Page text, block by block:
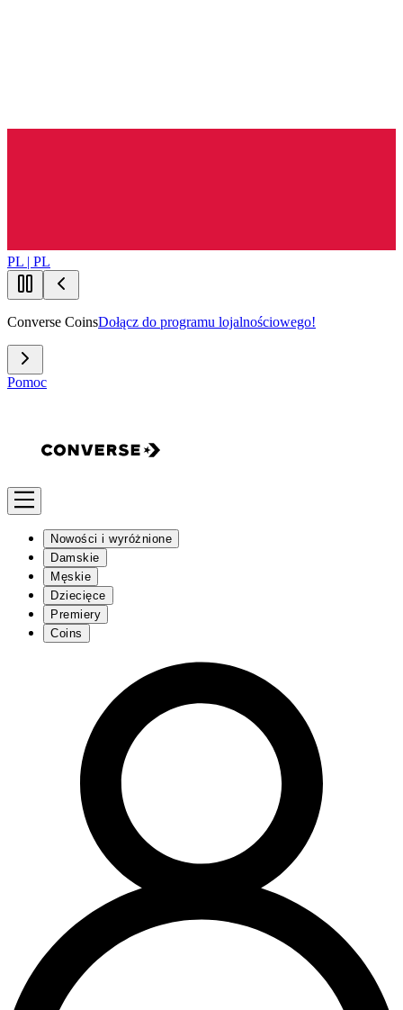
PL | PL
Converse CoinsDołącz do programu lojalnościowego!
Pomoc
Nowości i wyróżnione
Damskie
Męskie
Dziecięce
Premiery
Coins